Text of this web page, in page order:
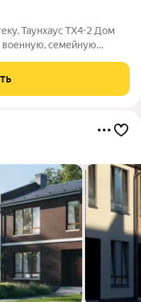
Таунхаус ТХ4-2 Дом
военную, семейную